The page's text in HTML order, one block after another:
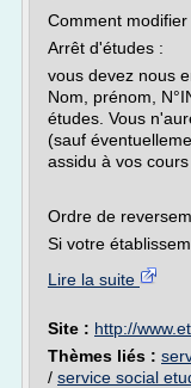
Comment
Arrêt d'études :
vous devez nous
Nom, prénom,
études. Vous
(sauf
assidu à vos
Ordre de
Si votre
Lire la suite
Site : http://
Thèmes liés :
/ service social